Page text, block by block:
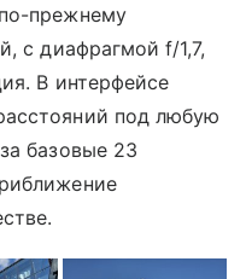
прежнему
с диафрагмой f/1,7,
В интерфейсе
под любую
базовые 23